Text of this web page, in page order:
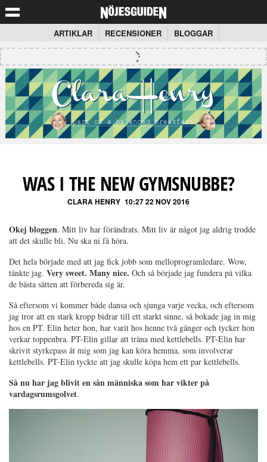
ARTIKLAR RECENSIONER BLOGGAR
WAS I THE NEW GYMSNUBBE?
CLARA HENRY 10:27 22 NOV 2016
Okej bloggen. Mitt liv har förändrats. Mitt liv är något jag aldrig trodde
att det skulle bli. Nu ska ni få höra.
Det hela började med att jag fick jobb som melloprogramledare. Wow,
tänkte jag. Very sweet. Many nice. Och så började jag fundera på vilka
de bästa sätten att förbereda sig är.
Så eftersom vi kommer både dansa och sjunga varje vecka, och eftersom
jag tror att en stark kropp bidrar till ett starkt sinne, så bokade jag in mig
hos en PT. Elin heter hon, har varit hos henne två gånger och tycker hon
verkar toppenbra. PT-Elin gillar att träna med kettlebells. PT-Elin har
skrivit styrkepass åt mig som jag kan köra hemma, som involverar
kettlebells. PT-Elin tyckte att jag skulle köpa hem ett par kettlebells.
Så nu har jag blivit en sån människa som har vikter på
vardagsrumsgolvet.